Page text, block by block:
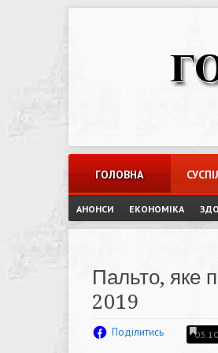
ГОЛОВНА
АНОНСИ ЕКОНОМІКА
Пальто, яке
2019
Поділитись